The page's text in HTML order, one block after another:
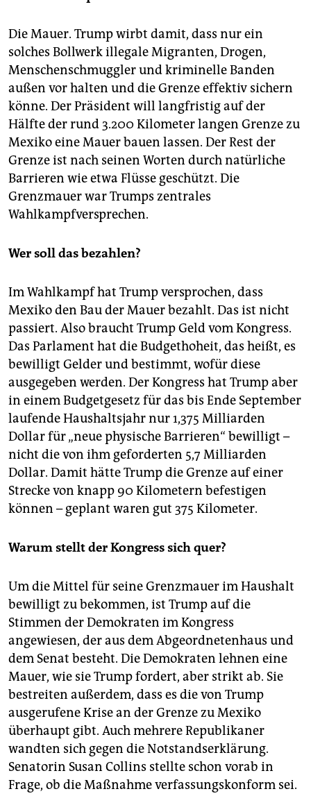
Die Mauer. Trump wirbt damit, dass nur ein
solches Bollwerk illegale Migranten, Drogen,
Menschenschmuggler und kriminelle Banden
außen vor halten und die Grenze effektiv sichern
könne. Der Präsident will langfristig auf der
Hälfte der rund 3.200 Kilometer langen Grenze zu
Mexiko eine Mauer bauen lassen. Der Rest der
Grenze ist nach seinen Worten durch natürliche
Barrieren wie etwa Flüsse geschützt. Die
Grenzmauer war Trumps zentrales
Wahlkampfversprechen.
Wer soll das bezahlen?
Im Wahlkampf hat Trump versprochen, dass
Mexiko den Bau der Mauer bezahlt. Das ist nicht
passiert. Also braucht Trump Geld vom Kongress.
Das Parlament hat die Budgethoheit, das heißt, es
bewilligt Gelder und bestimmt, wofür diese
ausgegeben werden. Der Kongress hat Trump aber
in einem Budgetgesetz für das bis Ende September
laufende Haushaltsjahr nur 1,375 Milliarden
Dollar für „neue physische Barrieren“ bewilligt –
nicht die von ihm geforderten 5,7 Milliarden
Dollar. Damit hätte Trump die Grenze auf einer
Strecke von knapp 90 Kilometern befestigen
können – geplant waren gut 375 Kilometer.
Warum stellt der Kongress sich quer?
Um die Mittel für seine Grenzmauer im Haushalt
bewilligt zu bekommen, ist Trump auf die
Stimmen der Demokraten im Kongress
angewiesen, der aus dem Abgeordnetenhaus und
dem Senat besteht. Die Demokraten lehnen eine
Mauer, wie sie Trump fordert, aber strikt ab. Sie
bestreiten außerdem, dass es die von Trump
ausgerufene Krise an der Grenze zu Mexiko
überhaupt gibt. Auch mehrere Republikaner
wandten sich gegen die Notstandserklärung.
Senatorin Susan Collins stellte schon vorab in
Frage, ob die Maßnahme verfassungskonform sei.